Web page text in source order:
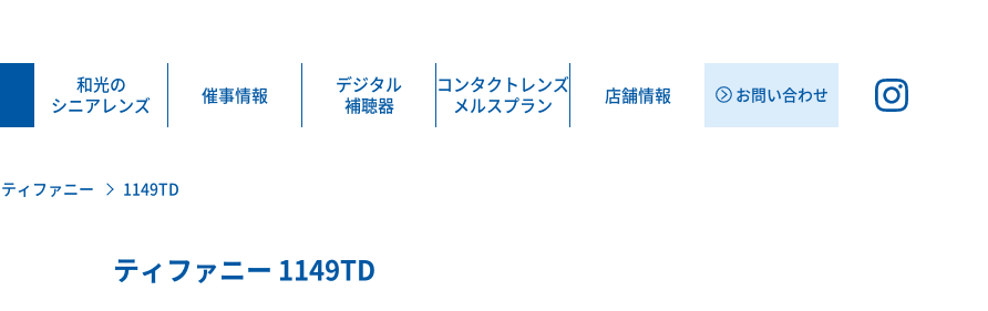
和光の
シニアレンズ
催事情報
デジタル
補聴器
コンタクト レンズ
メルスプラン
店舗情報 お問い合わせ
ティファニー 1149TD
ティファニー 1149TD